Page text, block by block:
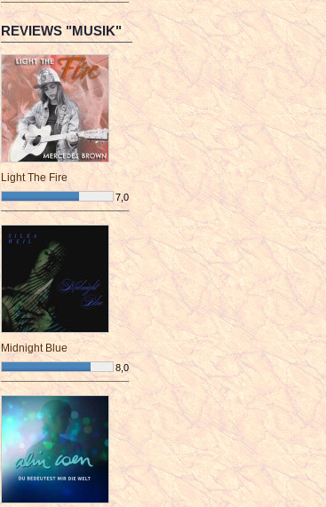
¯¯¯¯¯¯¯¯¯¯¯¯¯¯¯¯¯¯¯¯¯¯¯¯
REVIEWS "MUSIK"
Light The Fire
7,0
¯¯¯¯¯¯¯¯¯¯¯¯¯¯¯¯¯¯¯¯¯¯¯¯
Midnight Blue
8,0
¯¯¯¯¯¯¯¯¯¯¯¯¯¯¯¯¯¯¯¯¯¯¯¯